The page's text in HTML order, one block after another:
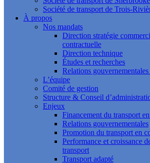
Société de transport de Trois-
À propos
Nos mandats
Direction stratégie
contractuelle
Direction technique
Études et recherches
Relations
L’équipe
Comité de gestion
Structure & Conseil
Enjeux
Financement du transport
Relations gouvernementales
Promotion du transport en
Performance et croissance
transport
Transport adapté